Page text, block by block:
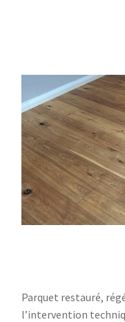
Parquet restauré,
l’intervention